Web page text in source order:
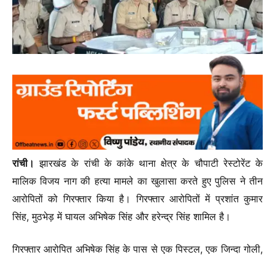
रांची। झारखंड के रांची के कांके थाना क्षेत्र के चौपाटी रेस्टोरेंट के
मालिक विजय नाग की हत्या मामले का खुलासा करते हुए पुलिस ने तीन
आरोपितों को गिरफ्तार किया है। गिरफ्तार आरोपितों में प्रशांत कुमार
सिंह, मुठभेड़ में घायल अभिषेक सिंह और हरेन्द्र सिंह शामिल है।
गिरफ्तार आरोपित अभिषेक सिंह के पास से एक पिस्टल, एक जिन्दा गोली,